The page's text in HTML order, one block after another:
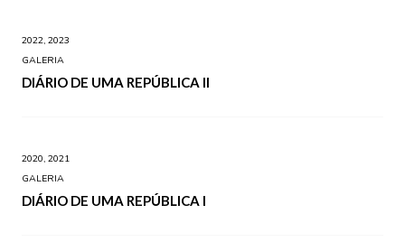
2022, 2023
GALERIA
DIÁRIO DE UMA REPÚBLICA II
2020, 2021
GALERIA
DIÁRIO DE UMA REPÚBLICA I